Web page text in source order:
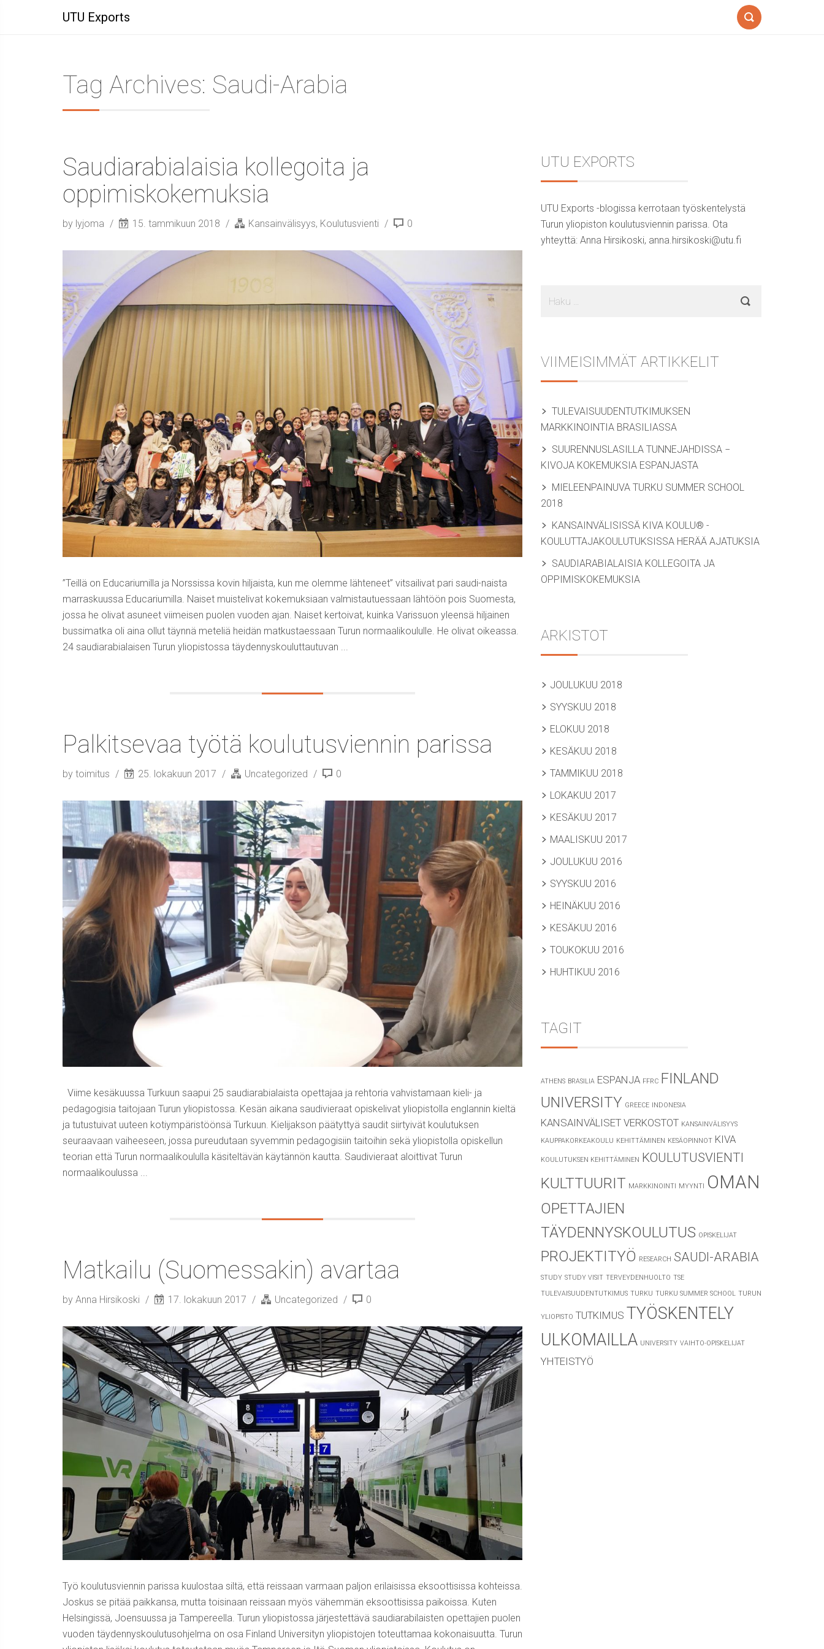
UTU Exports
Tag Archives: Saudi-Arabia
Saudiarabialaisia kollegoita ja
oppimiskokemuksia
by lyjoma 15. tammikuun 2018 Kansainvälisyys, Koulutusvienti 0
”Teillä on Educariumilla ja Norssissa kovin hiljaista, kun me olemme lähteneet” vitsailivat pari saudi-naista
marraskuussa Educariumilla. Naiset muistelivat kokemuksiaan valmistautuessaan lähtöön pois Suomesta,
jossa he olivat asuneet viimeisen puolen vuoden ajan. Naiset kertoivat, kuinka Varissuon yleensä hiljainen
bussimatka oli aina ollut täynnä meteliä heidän matkustaessaan Turun normaalikoululle. He olivat oikeassa.
24 saudiarabialaisen Turun yliopistossa täydennyskouluttautuvan ...
Palkitsevaa työtä koulutusviennin parissa
by toimitus 25. lokakuun 2017 Uncategorized 0
Viime kesäkuussa Turkuun saapui 25 saudiarabialaista opettajaa ja rehtoria vahvistamaan kieli- ja
pedagogisia taitojaan Turun yliopistossa. Kesän aikana saudivieraat opiskelivat yliopistolla englannin kieltä
ja tutustuivat uuteen kotiympäristöönsä Turkuun. Kielijakson päätyttyä saudit siirtyivät koulutuksen
seuraavaan vaiheeseen, jossa pureudutaan syvemmin pedagogisiin taitoihin sekä yliopistolla opiskellun
teorian että Turun normaalikoululla käsiteltävän käytännön kautta. Saudivieraat aloittivat Turun
normaalikoulussa ...
Matkailu (Suomessakin) avartaa
by Anna Hirsikoski 17. lokakuun 2017 Uncategorized 0
Työ koulutusviennin parissa kuulostaa siltä, että reissaan varmaan paljon erilaisissa eksoottisissa kohteissa.
Joskus se pitää paikkansa, mutta toisinaan reissaan myös vähemmän eksoottisissa paikoissa. Kuten
Helsingissä, Joensuussa ja Tampereella. Turun yliopistossa järjestettävä saudiarabilaisten opettajien puolen
vuoden täydennyskoulutusohjelma on osa Finland Universityn yliopistojen toteuttamaa kokonaisuutta. Turun
Sidebar
UTU EXPORTS
UTU Exports -blogissa kerrotaan työskentelystä
Turun yliopiston koulutusviennin parissa. Ota
yhteyttä: Anna Hirsikoski, anna.hirsikoski@utu.fi
VIIMEISIMMÄT ARTIKKELIT
TULEVAISUUDENTUTKIMUKSEN
MARKKINOINTIA BRASILIASSA
SUURENNUSLASILLA TUNNEJAHDISSA −
KIVOJA KOKEMUKSIA ESPANJASTA
MIELEENPAINUVA TURKU SUMMER SCHOOL
2018
KANSAINVÄLISISSÄ KIVA KOULU® -
KOULUTTAJAKOULUTUKSISSA HERÄÄ AJATUKSIA
SAUDIARABIALAISIA KOLLEGOITA JA
OPPIMISKOKEMUKSIA
ARKISTOT
JOULUKUU 2018
SYYSKUU 2018
ELOKUU 2018
KESÄKUU 2018
TAMMIKUU 2018
LOKAKUU 2017
KESÄKUU 2017
MAALISKUU 2017
JOULUKUU 2016
SYYSKUU 2016
HEINÄKUU 2016
KESÄKUU 2016
TOUKOKUU 2016
HUHTIKUU 2016
TAGIT
ATHENS BRASILIA ESPANJA FFRC FINLAND
UNIVERSITY GREECE INDONESIA
KANSAINVÄLISET VERKOSTOT KANSAINVÄLISYYS
KAUPPAKORKEAKOULU KEHITTÄMINEN KESÄOPINNOT KIVA
KOULUTUKSEN KEHITTÄMINEN KOULUTUSVIENTI
KULTTUURIT MARKKINOINTI MYYNTI OMAN
OPETTAJIEN
TÄYDENNYSKOULUTUS OPISKELIJAT
PROJEKTITYÖ RESEARCH SAUDI-ARABIA
STUDY STUDY VISIT TERVEYDENHUOLTO TSE
TULEVAISUUDENTUTKIMUS TURKU TURKU SUMMER SCHOOL TURUN
YLIOPISTO TUTKIMUS TYÖSKENTELY
ULKOMAILLA UNIVERSITY VAIHTO-OPISKELIJAT
YHTEISTYÖ